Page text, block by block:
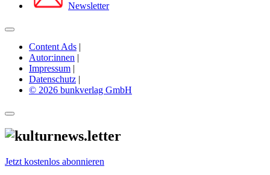
Newsletter
Content Ads |
Autor:innen |
Impressum |
Datenschutz |
© 2026 bunkverlag GmbH
Jetzt kostenlos abonnieren